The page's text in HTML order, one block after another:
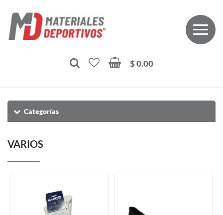
$ 0.00
Categorías
VARIOS